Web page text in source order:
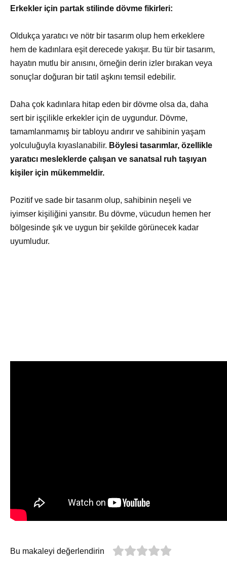
Erkekler için partak stilinde dövme fikirleri:
Oldukça yaratıcı ve nötr bir tasarım olup hem erkeklere
hem de kadınlara eşit derecede yakışır. Bu tür bir tasarım,
hayatın mutlu bir anısını, örneğin derin izler bırakan veya
sonuçlar doğuran bir tatil aşkını temsil edebilir.
Daha çok kadınlara hitap eden bir dövme olsa da, daha
sert bir işçilikle erkekler için de uygundur. Dövme,
tamamlanmamış bir tabloyu andırır ve sahibinin yaşam
yolculuğuyla kıyaslanabilir. Böylesi tasarımlar, özellikle
yaratıcı mesleklerde çalışan ve sanatsal ruh taşıyan
kişiler için mükemmeldir.
Pozitif ve sade bir tasarım olup, sahibinin neşeli ve
iyimser kişiliğini yansıtır. Bu dövme, vücudun hemen her
bölgesinde şık ve uygun bir şekilde görünecek kadar
uyumludur.
Bu makaleyi değerlendirin